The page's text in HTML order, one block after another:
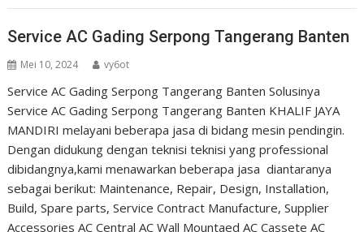
Service AC Gading Serpong Tangerang Banten
Mei 10, 2024 vy6ot
Service AC Gading Serpong Tangerang Banten Solusinya
Service AC Gading Serpong Tangerang Banten KHALIF JAYA
MANDIRI melayani beberapa jasa di bidang mesin pendingin.
Dengan didukung dengan teknisi teknisi yang professional
dibidangnya,kami menawarkan beberapa jasa diantaranya
sebagai berikut: Maintenance, Repair, Design, Installation,
Build, Spare parts, Service Contract Manufacture, Supplier
Accessories AC Central AC Wall Mountaed AC Cassete AC